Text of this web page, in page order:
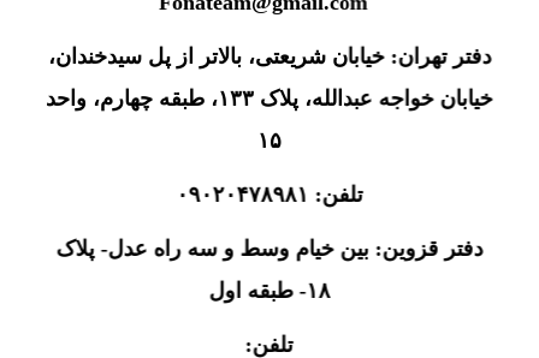
دفتر تهران: خیابان شریعتی، بالاتر از پل سیدخندان،
خیابان خواجه عبدالله، پلاک ۱۳۳، طبقه چهارم، واحد
۱۵
تلفن: ۰۹۰۲۰۴۷۸۹۸۱
دفتر قزوین: بین خیام وسط و سه راه عدل- پلاک
۱۸- طبقه اول
تلفن: